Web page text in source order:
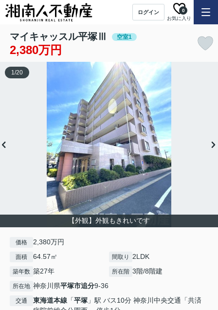
ログイン
お気に入り
0
マイキャッスル平塚Ⅲ 空室1
2,380万円
【外観】外観もきれいです
1/20
価格 2,380万円
面積 64.57㎡ 間取り 2LDK
築年数 築27年 所在階 3階/8階建
所在地 神奈川県平塚市追分9-36
交通 東海道本線 「平塚 」駅 バス10分 神奈川中央交通「共済